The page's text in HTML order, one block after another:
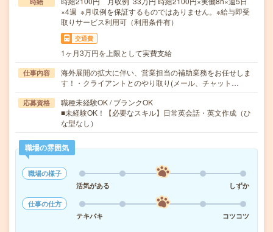
×4週 ※月収例を保証するものではありません。※給与即受
取りサービス利用可（利用条件有）
交通費
1ヶ月3万円を上限として実費支給
仕事内容
海外展開の拡大に伴い、営業担当の補助業務をお任せしま
す！・クライアントとのやり取り(メール、チャット…
応募資格
職種未経験OK / ブランクOK
■未経験OK！【必要なスキル】日常英会話・英文作成（ひ
な型なし）
職場の雰囲気
職場の様子
活気がある
しずか
仕事の仕方
テキパキ
コツコツ